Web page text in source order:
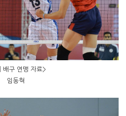
배구 연맹 자료>
임동혁